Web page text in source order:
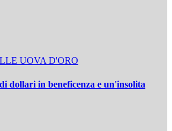
UOVA D'ORO
dollari in beneficenza e un'insolita